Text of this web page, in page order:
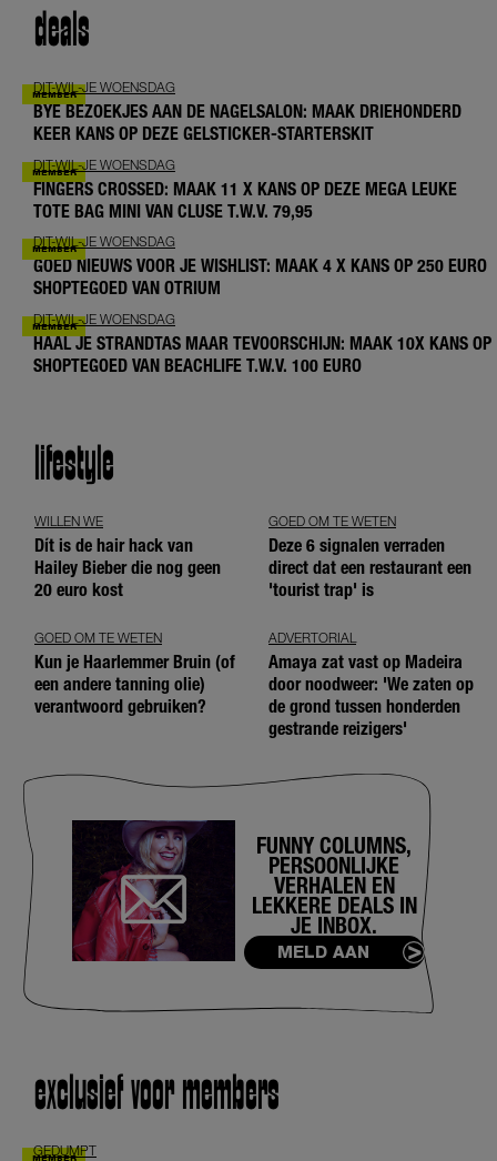
deals
DIT-WIL-JE WOENSDAG
BYE BEZOEKJES AAN DE NAGELSALON: MAAK DRIEHONDERD
KEER KANS OP DEZE GELSTICKER-STARTERSKIT
DIT-WIL-JE WOENSDAG
FINGERS CROSSED: MAAK 11 X KANS OP DEZE MEGA LEUKE
TOTE BAG MINI VAN CLUSE T.W.V. 79,95
DIT-WIL-JE WOENSDAG
GOED NIEUWS VOOR JE WISHLIST: MAAK 4 X KANS OP 250 EURO
SHOPTEGOED VAN OTRIUM
DIT-WIL-JE WOENSDAG
HAAL JE STRANDTAS MAAR TEVOORSCHIJN: MAAK 10X KANS OP
SHOPTEGOED VAN BEACHLIFE T.W.V. 100 EURO
lifestyle
WILLEN WE
Dít is de hair hack van
Hailey Bieber die nog geen
20 euro kost
GOED OM TE WETEN
Deze 6 signalen verraden
direct dat een restaurant een
'tourist trap' is
GOED OM TE WETEN
Kun je Haarlemmer Bruin (of
een andere tanning olie)
verantwoord gebruiken?
ADVERTORIAL
Amaya zat vast op Madeira
door noodweer: 'We zaten op
de grond tussen honderden
gestrande reizigers'
FUNNY COLUMNS,
PERSOONLIJKE
VERHALEN EN
LEKKERE DEALS IN
JE INBOX.
MELD AAN
exclusief voor members
GEDUMPT